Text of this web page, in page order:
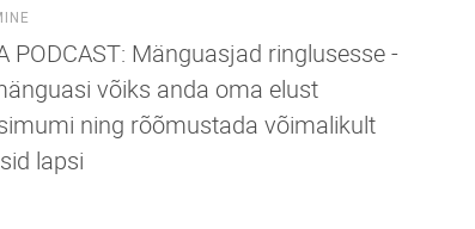
PODCAST: Mänguasjad ringlusesse -
võiks anda oma elust
ning rõõmustada võimalikult
lapsi